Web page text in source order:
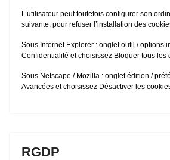
L’utilisateur peut toutefois configurer son
suivante, pour refuser l’installation des
Sous Internet Explorer : onglet outil / options
Confidentialité et choisissez Bloquer tous les
Sous Netscape / Mozilla : onglet édition /
Avancées et choisissez Désactiver les
RGDP